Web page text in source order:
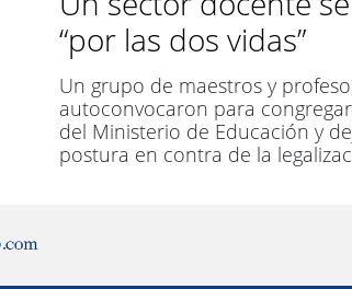
“por las dos vidas”
Un grupo de maestros y
autoconvocaron para
del Ministerio de Educación y
postura en contra de la